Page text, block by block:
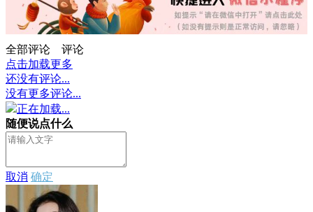
全部评论
评论
点击加载更多
还没有评论...
没有更多评论...
正在加载...
随便说点什么
取消 确定